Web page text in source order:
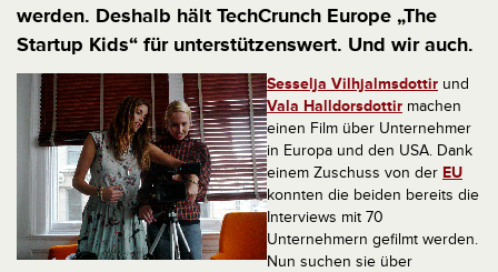
werden. Deshalb hält TechCrunch Europe „The
Startup Kids“ für unterstützenswert. Und wir auch.
Sesselja Vilhjalmsdottir und
Vala Halldorsdottir machen
einen Film über Unternehmer
in Europa und den USA. Dank
einem Zuschuss von der EU
konnten die beiden bereits die
Interviews mit 70
Unternehmern gefilmt werden.
Nun suchen sie über